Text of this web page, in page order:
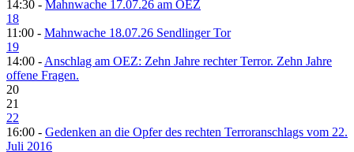
14:30 - Mahnwache 17.07.26 am OEZ
18
11:00 - Mahnwache 18.07.26 Sendlinger Tor
19
14:00 - Anschlag am OEZ: Zehn Jahre rechter Terror. Zehn Jahre
offene Fragen.
20
21
22
16:00 - Gedenken an die Opfer des rechten Terroranschlags vom 22.
Juli 2016